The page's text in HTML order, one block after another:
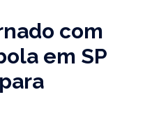
com
em SP